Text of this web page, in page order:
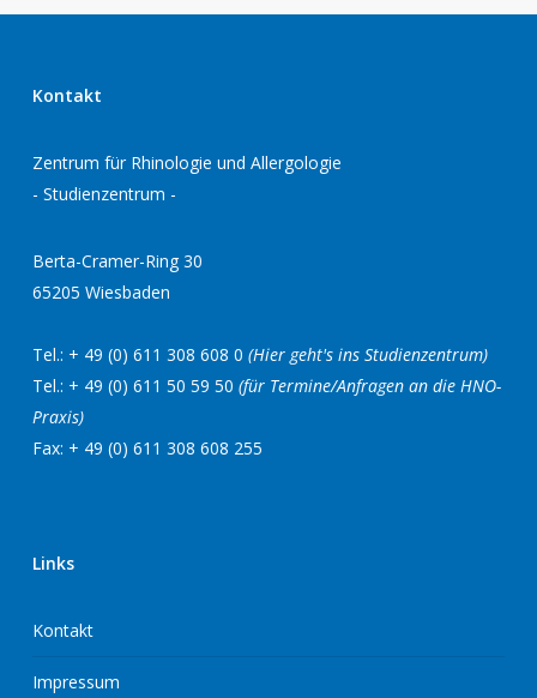
Kontakt
Zentrum für Rhinologie und Allergologie
- Studienzentrum -
Berta-Cramer-Ring 30
65205 Wiesbaden
Tel.: + 49 (0) 611 308 608 0 (Hier geht's ins Studienzentrum)
Tel.: + 49 (0) 611 50 59 50 (für Termine/Anfragen an die HNO-
Praxis)
Fax: + 49 (0) 611 308 608 255
Links
Kontakt
Impressum